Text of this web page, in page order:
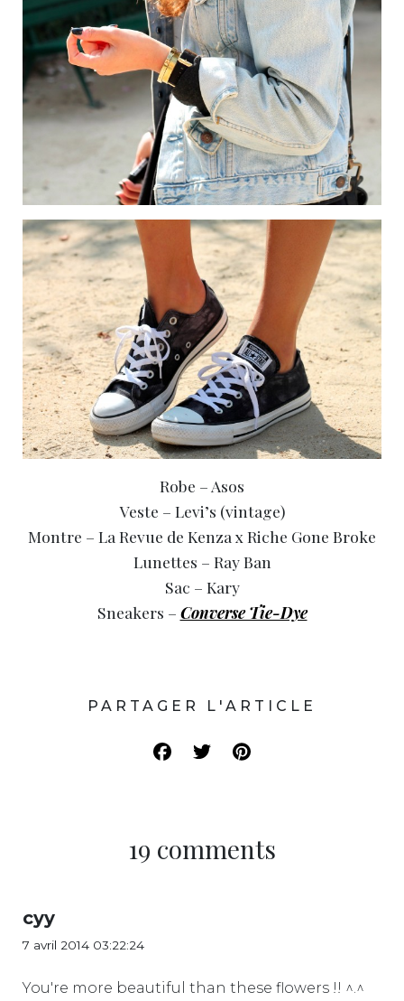
Robe – Asos
Veste – Levi’s (vintage)
Montre – La Revue de Kenza x Riche Gone Broke
Lunettes – Ray Ban
Sac – Kary
Sneakers – Converse Tie-Dye
PARTAGER L'ARTICLE
19 comments
cyy
7 avril 2014 03:22:24
You're more beautiful than these flowers !! ^.^